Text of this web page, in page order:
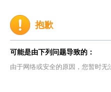
抱歉
可能是由下列问题导致的：
由于网络或安全的原因，您暂时无